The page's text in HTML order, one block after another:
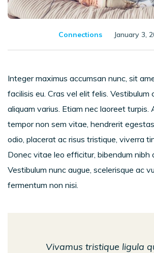
Connections January 3,
Integer maximus accumsan nunc, sit
facilisis eu. Cras vel elit felis. Vestibulum
aliquam varius. Etiam nec laoreet turpis.
tempor non sem vitae, hendrerit
odio, placerat ac risus tristique, viverra
Donec vitae leo efficitur, bibendum nibh
Vestibulum nunc augue, scelerisque ac
fermentum non nisi.
Vivamus tristique ligula